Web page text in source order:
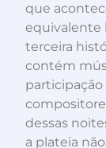
que
equivalente
terceira
contém
participação
dessas
a plateia